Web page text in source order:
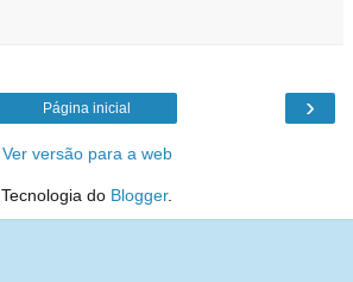
›
Página inicial
Ver versão para a web
Tecnologia do Blogger.